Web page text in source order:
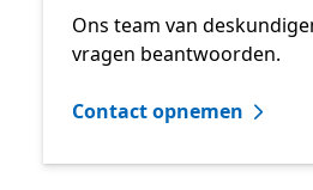
Ons team van
vragen beantwoorden.
Contact opnemen